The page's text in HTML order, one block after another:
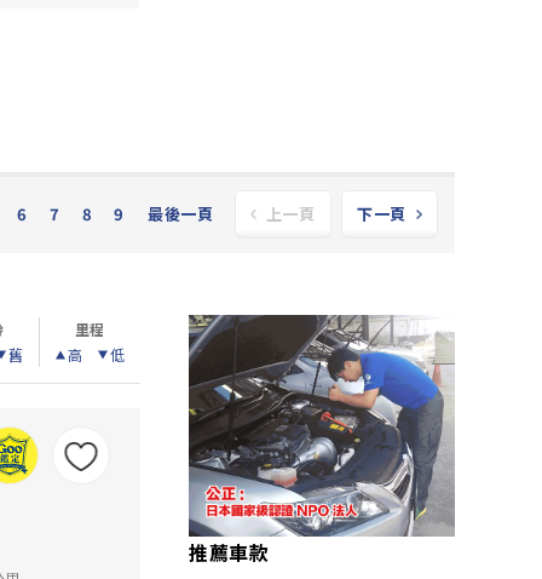
6 7 8 9 最後一頁 上一頁 下一頁
舊
里程
高
低
推薦車款